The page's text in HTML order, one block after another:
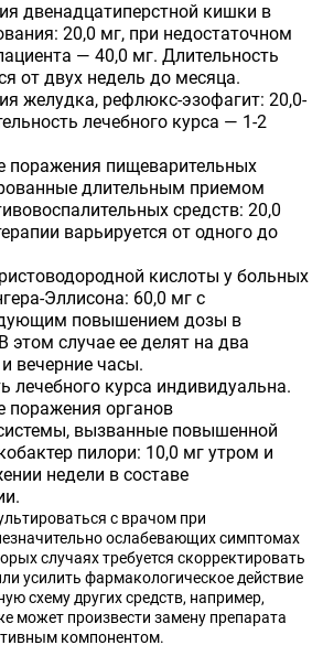
двенадцатиперстной кишки в
20,0 мг, при недостаточном
— 40,0 мг. Длительность
от двух недель до месяца.
желудка, рефлюкс-эзофагит: 20,0-
лечебного курса — 1-2
поражения пищеварительных
длительным приемом
средств: 20,0
варьируется от одного до
кислоты у больных
Эллисона: 60,0 мг с
повышением дозы в
этом случае ее делят на два
вечерние часы.
лечебного курса индивидуальна.
поражения органов
вызванные повышенной
пилори: 10,0 мг утром и
недели в составе
с врачом при
ослабевающих симптомах
случаях требуется скорректировать
усилить фармакологическое действие
схему других средств, например,
может произвести замену препарата
компонентом.